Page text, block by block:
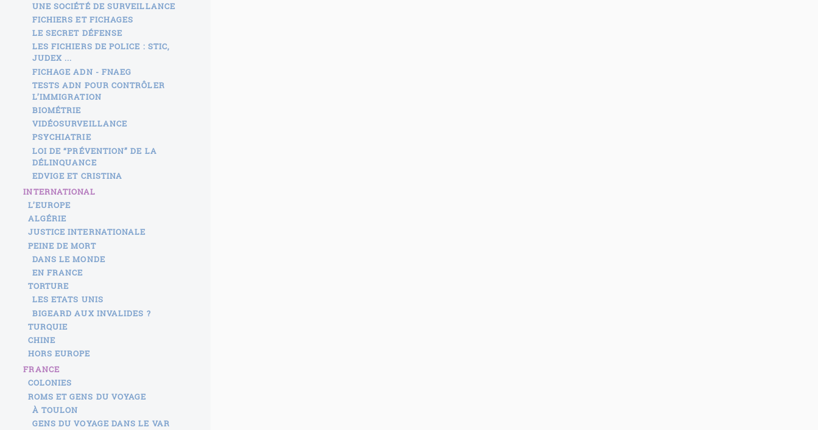
UNE SOCIÉTÉ DE SURVEILLANCE
FICHIERS ET FICHAGES
LE SECRET DÉFENSE
LES FICHIERS DE POLICE : STIC,
JUDEX ...
FICHAGE ADN - FNAEG
TESTS ADN POUR CONTRÔLER
L’IMMIGRATION
BIOMÉTRIE
VIDÉOSURVEILLANCE
PSYCHIATRIE
LOI DE “PRÉVENTION” DE LA
DÉLINQUANCE
EDVIGE ET CRISTINA
INTERNATIONAL
L’EUROPE
ALGÉRIE
JUSTICE INTERNATIONALE
PEINE DE MORT
DANS LE MONDE
EN FRANCE
TORTURE
LES ETATS UNIS
BIGEARD AUX INVALIDES ?
TURQUIE
CHINE
HORS EUROPE
FRANCE
COLONIES
ROMS ET GENS DU VOYAGE
À TOULON
GENS DU VOYAGE DANS LE VAR